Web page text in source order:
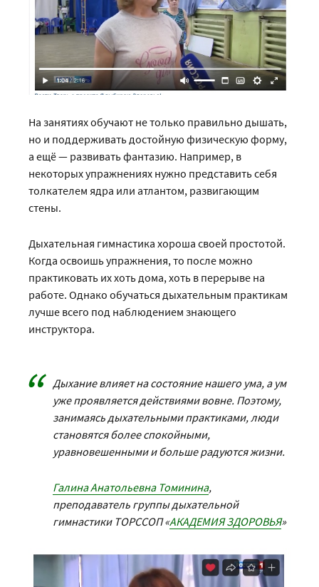
На занятиях обучают не только правильно дышать,
но и поддерживать достойную физическую форму,
а ещё — развивать фантазию. Например, в
некоторых упражнениях нужно представить себя
толкателем ядра или атлантом, развигающим
стены.
Дыхательная гимнастика хороша своей простотой.
Когда освоишь упражнения, то после можно
практиковать их хоть дома, хоть в перерыве на
работе. Однако обучаться дыхательным практикам
лучше всего под наблюдением знающего
инструктора.
Дыхание влияет на состояние нашего ума, а ум
уже проявляется действиями вовне. Поэтому,
занимаясь дыхательными практиками, люди
становятся более спокойными,
уравновешенными и больше радуются жизни.
Галина Анатольевна Томинина,
преподаватель группы дыхательной
гимнастики ТОРССОП «АКАДЕМИЯ ЗДОРОВЬЯ»